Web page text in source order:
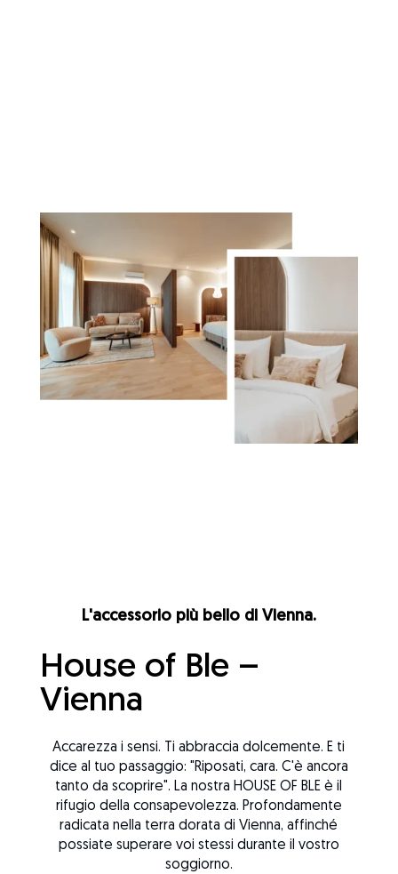
L'accessorio più bello di Vienna.
House of Ble –
Vienna
Accarezza i sensi. Ti abbraccia dolcemente. E ti
dice al tuo passaggio: "Riposati, cara. C'è ancora
tanto da scoprire". La nostra HOUSE OF BLE è il
rifugio della consapevolezza. Profondamente
radicata nella terra dorata di Vienna, affinché
possiate superare voi stessi durante il vostro
soggiorno.